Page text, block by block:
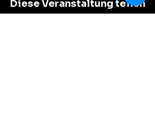
Diese Veranstaltung teilen